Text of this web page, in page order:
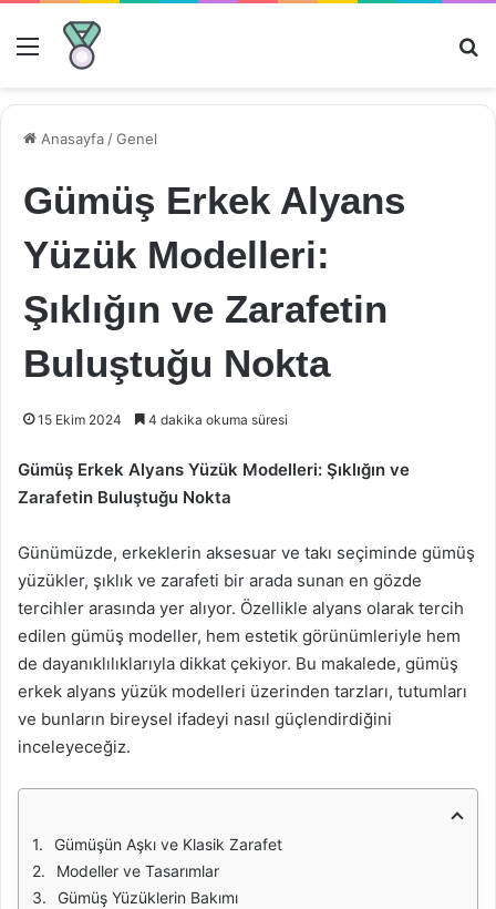
Menü
Anasayfa /Genel
Gümüş Erkek Alyans
Yüzük Modelleri:
Şıklığın ve Zarafetin
Buluştuğu Nokta
15 Ekim 2024 4 dakika okuma süresi
Gümüş Erkek Alyans Yüzük Modelleri: Şıklığın ve
Zarafetin Buluştuğu Nokta
Günümüzde, erkeklerin aksesuar ve takı seçiminde gümüş
yüzükler, şıklık ve zarafeti bir arada sunan en gözde
tercihler arasında yer alıyor. Özellikle alyans olarak tercih
edilen gümüş modeller, hem estetik görünümleriyle hem
de dayanıklılıklarıyla dikkat çekiyor. Bu makalede, gümüş
erkek alyans yüzük modelleri üzerinden tarzları, tutumları
ve bunların bireysel ifadeyi nasıl güçlendirdiğini
inceleyeceğiz.
Gümüşün Aşkı ve Klasik Zarafet
Modeller ve Tasarımlar
Gümüş Yüzüklerin Bakımı